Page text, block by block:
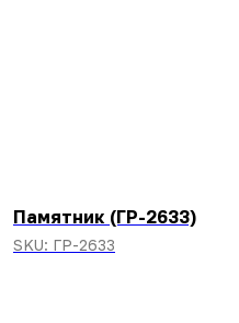
Памятник (ГР-2633)
SKU: ГР-2633